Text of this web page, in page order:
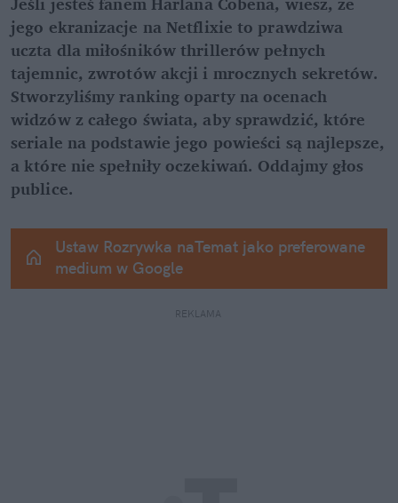
jego ekranizacje na Netflixie to prawdziwa
uczta dla miłośników thrillerów pełnych
tajemnic, zwrotów akcji i mrocznych sekretów.
Stworzyliśmy ranking oparty na ocenach
widzów z całego świata, aby sprawdzić, które
seriale na podstawie jego powieści są najlepsze,
a które nie spełniły oczekiwań. Oddajmy głos
publice.
Ustaw Rozrywka naTemat jako preferowane
medium w Google
REKLAMA